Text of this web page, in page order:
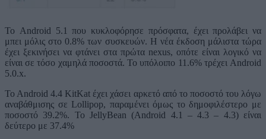
Το Android 5.1 που κυκλοφόρησε πρόσφατα, έχει προλάβει να
μπει μόλις στο 0.8% των συσκευών. Η νέα έκδοση μάλιστα τώρα
έχει ξεκινήσει να φτάνει στα πρώτα nexus, οπότε είναι λογικό να
είναι σε τόσο χαμηλά ποσοστά. Το υπόλοιπο 11.6% τρέχει Android
5.0.x.
To Android 4.4 KitKat έχει χάσει αρκετό από το ποσοστό του λόγω
αναβάθμισης σε Lollipop, παραμένει όμως το δημοφιλέστερο με
ποσοστό 39.2%. Το JellyBean (Android 4.1 – 4.3 – 4.3) είναι
δεύτερο με 37.4%